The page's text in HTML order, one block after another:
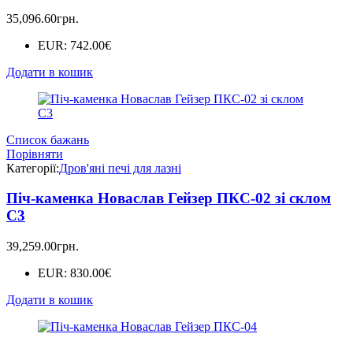
35,096.60грн.
EUR: 742.00€
Додати в кошик
Список бажань
Порівняти
Категорії:Дров'яні печі для лазні
Піч-каменка Новаслав Гейзер ПКС-02 зі склом
С3
39,259.00грн.
EUR: 830.00€
Додати в кошик